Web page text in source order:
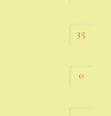
35
0